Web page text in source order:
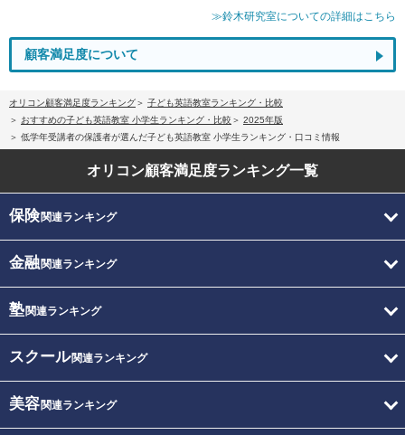
≫鈴木研究室についての詳細はこちら
顧客満足度について
オリコン顧客満足度ランキング
子ども英語教室ランキング・比較
おすすめの子ども英語教室 小学生ランキング・比較
2025年版
低学年受講者の保護者が選んだ子ども英語教室 小学生ランキング・口コミ情報
オリコン顧客満足度ランキング一覧
保険関連ランキング
金融関連ランキング
塾関連ランキング
スクール関連ランキング
美容関連ランキング